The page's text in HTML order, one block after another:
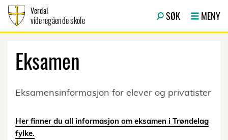
Verdal
videregående skole SØK MENY
Eksamen
Eksamensinformasjon for elever og privatister
Her finner du all informasjon om eksamen i Trøndelag
fylke.